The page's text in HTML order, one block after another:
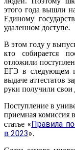
этого года вышли
Единому
удаленном доступе.
В этом году у
кто собирается
отложили
ЕГЭ в следующем
выдаче аттестатов
руки получили свои
Поступление в
приемная комиссия
статье « Правила
в 2023».